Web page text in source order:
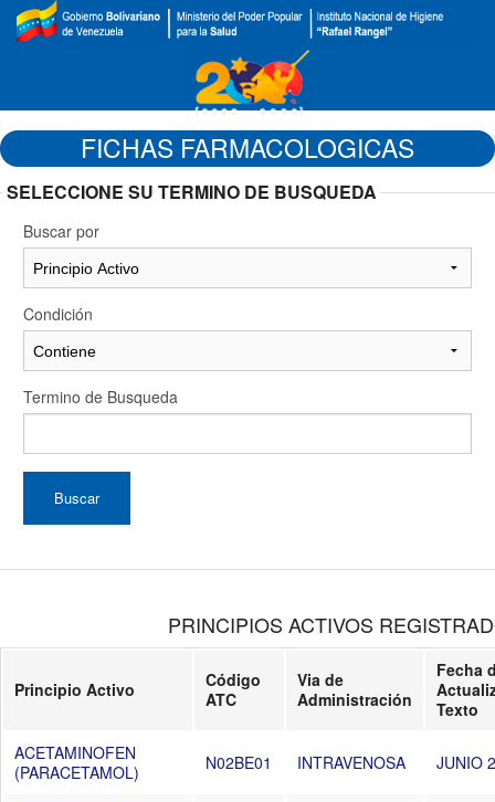
FICHAS FARMACOLOGICAS
SELECCIONE SU TERMINO DE BUSQUEDA
Buscar por
Condición
Termino de Busqueda
PRINCIPIOS ACTIVOS
Principio Activo
Código
ATC
Via de
Administración
Fecha
Texto
ACETAMINOFEN
(PARACETAMOL)
N02BE01 INTRAVENOSA JUNIO